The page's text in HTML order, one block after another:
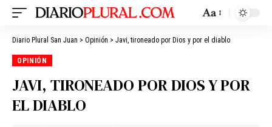
Aa
Diario Plural San Juan > Opinión > Javi, tironeado por Dios y por el diablo
OPINIÓN
JAVI, TIRONEADO POR DIOS Y POR
EL DIABLO